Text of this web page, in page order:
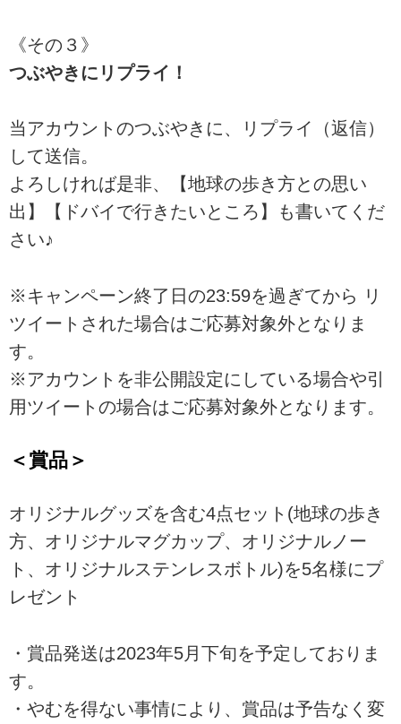
《その３》
つぶやきにリプライ！
当アカウントのつぶやきに、リプライ（返信）
して送信。
よろしければ是非、【地球の歩き方との思い
出】【ドバイで行きたいところ】も書いてくだ
さい♪
※キャンペーン終了日の23:59を過ぎてから リ
ツイートされた場合はご応募対象外となりま
す。
※アカウントを非公開設定にしている場合や引
用ツイートの場合はご応募対象外となります。
＜賞品＞
オリジナルグッズを含む4点セット(地球の歩き
方、オリジナルマグカップ、オリジナルノー
ト、オリジナルステンレスボトル)を5名様にプ
レゼント
・賞品発送は2023年5月下旬を予定しておりま
す。
・やむを得ない事情により、賞品は予告なく変